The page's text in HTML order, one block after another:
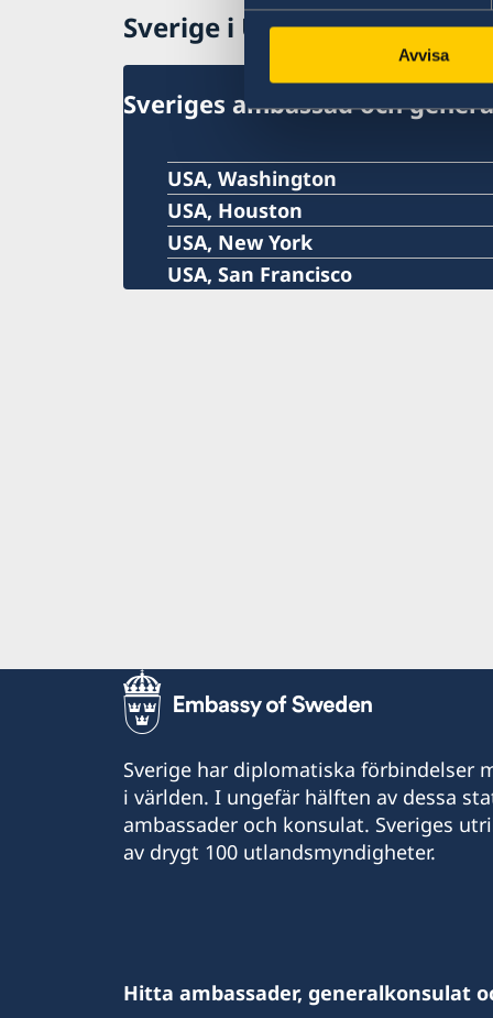
Avvisa
Sverige i USA
Sveriges ambassad och
USA, Washington
USA, Houston
USA, New York
USA, San Francisco
Sverige har diplomatiska förbindelser
i världen. I ungefär hälften av dessa
ambassader och konsulat. Sveriges
av drygt 100 utlandsmyndigheter.
Hitta ambassader, generalkonsulat